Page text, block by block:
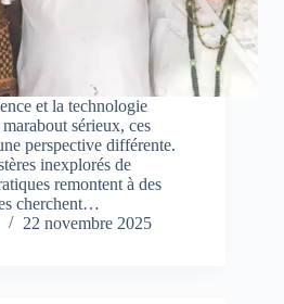
et la technologie
sérieux, ces
perspective différente.
inexplorés de
remontent à des
cherchent…
22 novembre 2025